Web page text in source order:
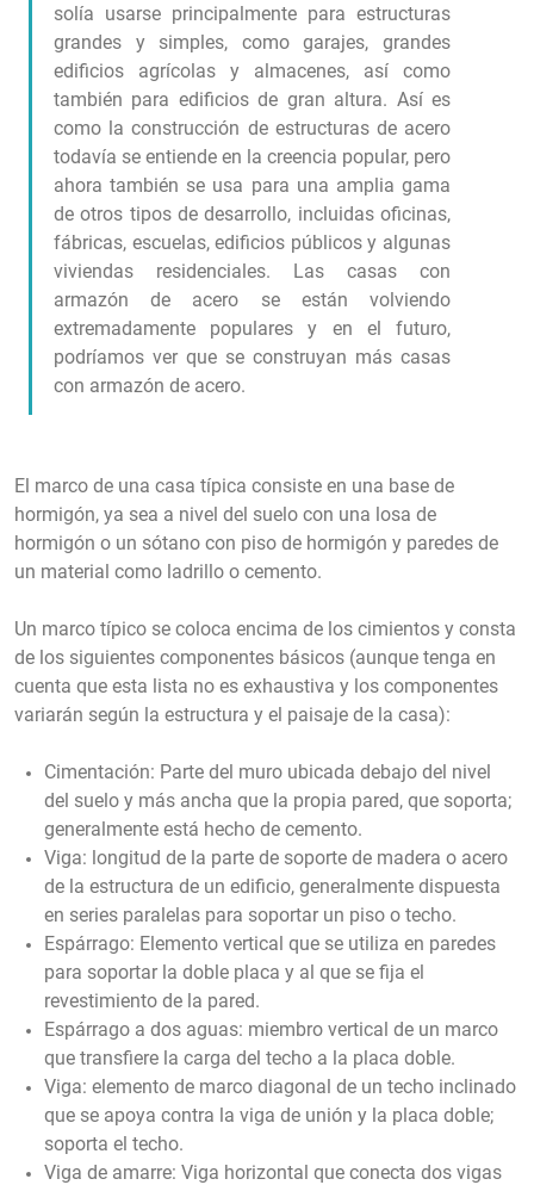
solía usarse principalmente para estructuras
grandes y simples, como garajes, grandes
edificios agrícolas y almacenes, así como
también para edificios de gran altura. Así es
como la construcción de estructuras de acero
todavía se entiende en la creencia popular, pero
ahora también se usa para una amplia gama
de otros tipos de desarrollo, incluidas oficinas,
fábricas, escuelas, edificios públicos y algunas
viviendas residenciales. Las casas con
armazón de acero se están volviendo
extremadamente populares y en el futuro,
podríamos ver que se construyan más casas
con armazón de acero.
El marco de una casa típica consiste en una base de
hormigón, ya sea a nivel del suelo con una losa de
hormigón o un sótano con piso de hormigón y paredes de
un material como ladrillo o cemento.
Un marco típico se coloca encima de los cimientos y consta
de los siguientes componentes básicos (aunque tenga en
cuenta que esta lista no es exhaustiva y los componentes
variarán según la estructura y el paisaje de la casa):
Cimentación: Parte del muro ubicada debajo del nivel
del suelo y más ancha que la propia pared, que soporta;
generalmente está hecho de cemento.
Viga: longitud de la parte de soporte de madera o acero
de la estructura de un edificio, generalmente dispuesta
en series paralelas para soportar un piso o techo.
Espárrago: Elemento vertical que se utiliza en paredes
para soportar la doble placa y al que se fija el
revestimiento de la pared.
Espárrago a dos aguas: miembro vertical de un marco
que transfiere la carga del techo a la placa doble.
Viga: elemento de marco diagonal de un techo inclinado
que se apoya contra la viga de unión y la placa doble;
soporta el techo.
Viga de amarre: Viga horizontal que conecta dos vigas